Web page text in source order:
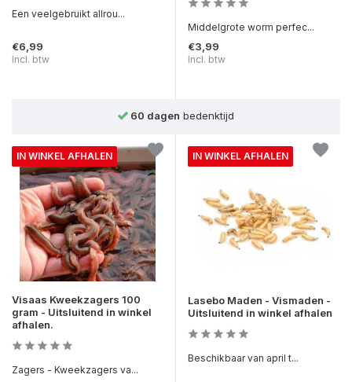
Een veelgebruikt allrou...
€6,99
Incl. btw
Middelgrote worm perfec...
€3,99
Incl. btw
60 dagen bedenktijd
IN WINKEL AFHALEN
Visaas Kweekzagers 100
gram - Uitsluitend in winkel
afhalen.
Zagers - Kweekzagers va...
IN WINKEL AFHALEN
Lasebo Maden - Vismaden -
Uitsluitend in winkel afhalen
Beschikbaar van april t...